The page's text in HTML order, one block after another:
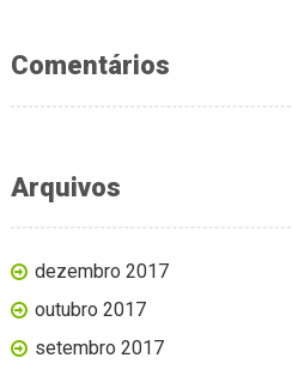
Comentários
Arquivos
dezembro 2017
outubro 2017
setembro 2017